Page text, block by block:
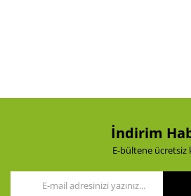
Ürün fiyatı diğer sitelerden daha
İndirim
E-bültene ücretsiz